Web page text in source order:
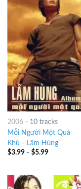
2006- 10 tracks
Mỗi Người Một Quá
Khứ- Lâm Hùng
$3.99- $5.99